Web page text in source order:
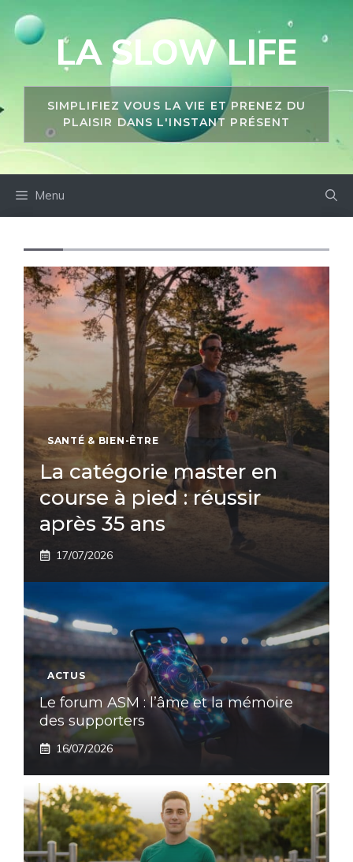
LA SLOW LIFE
SIMPLIFIEZ VOUS LA VIE ET PRENEZ DU
PLAISIR DANS L'INSTANT PRÉSENT
Menu
SANTÉ & BIEN-ÊTRE
La catégorie master en
course à pied : réussir
après 35 ans
17/07/2026
ACTUS
Le forum ASM : l’âme et la mémoire
des supporters
16/07/2026